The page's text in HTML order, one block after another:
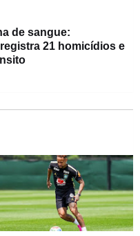
de sangue:
21 homicídios e